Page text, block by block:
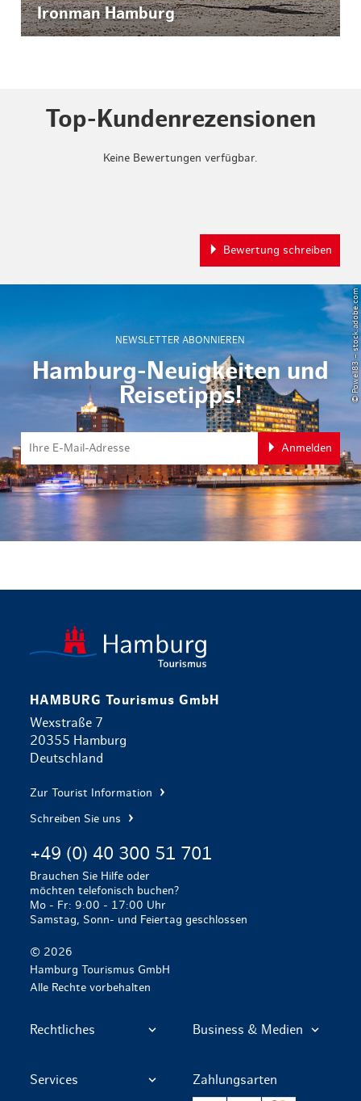
Ironman Hamburg
Top-Kundenrezensionen
Keine Bewertungen verfügbar.
Bewertung schreiben
NEWSLETTER ABONNIEREN
Hamburg-Neuigkeiten und
Reisetipps!
Anmelden
© Powell83 – stock.adobe.com
HAMBURG Tourismus GmbH
Wexstraße 7
20355 Hamburg
Deutschland
Zur Tourist Information
Schreiben Sie uns
+49 (0) 40 300 51 701
Brauchen Sie Hilfe oder
möchten telefonisch buchen?
Mo - Fr: 9:00 - 17:00 Uhr
Samstag, Sonn- und Feiertag geschlossen
© 2026
Hamburg Tourismus GmbH
Alle Rechte vorbehalten
Rechtliches Business & Medien
Services Zahlungsarten